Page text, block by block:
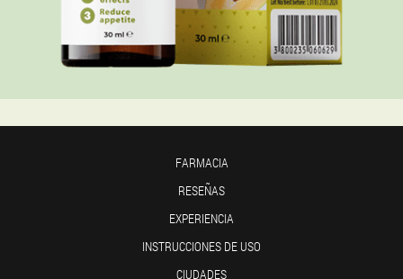
FARMACIA
RESEÑAS
EXPERIENCIA
INSTRUCCIONES DE USO
CIUDADES